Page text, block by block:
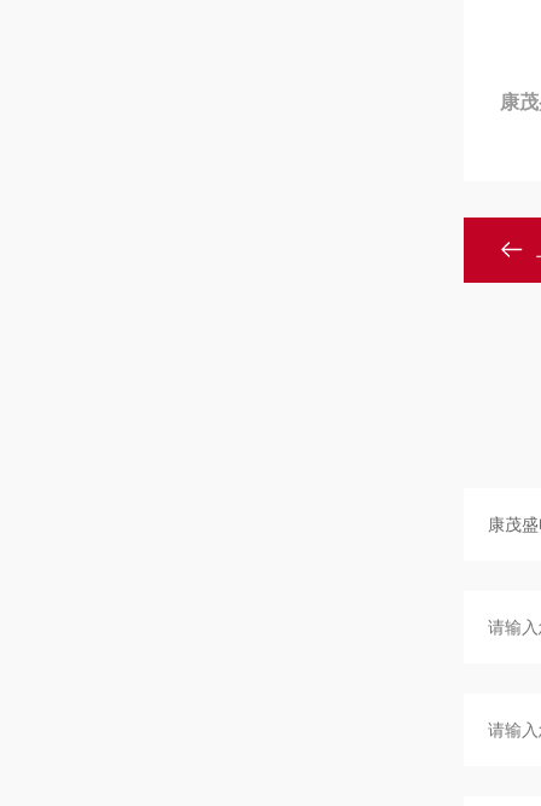
康